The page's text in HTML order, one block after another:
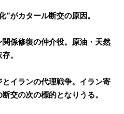
”がカタール断交の原因。
関係修復の仲介役。原油・天然
。
とイランの代理戦争。イラン寄
交の次の標的となりうる。